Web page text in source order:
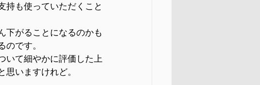
持も使っていただくこと
下がることになるのかも
です。
いて細やかに評価した上
いますけれど。